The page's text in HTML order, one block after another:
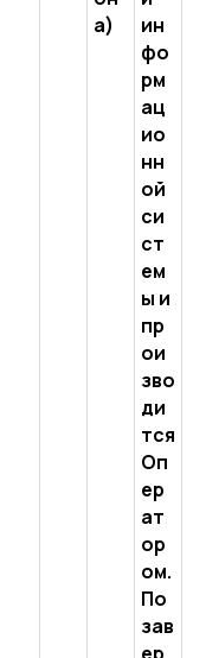
а)
ин
фо
рм
ац
ио
нн
ой
си
ст
ем
ы и
пр
ои
зво
ди
тся
Оп
ер
ат
ор
ом.
По
зав